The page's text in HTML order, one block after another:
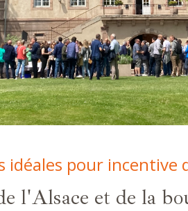
idéales pour incentive
l'Alsace et de la